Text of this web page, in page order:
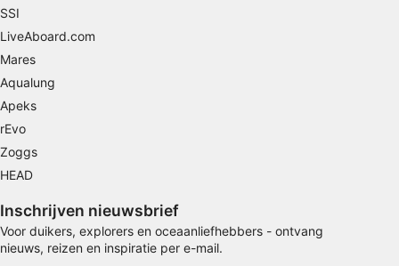
SSI
LiveAboard.com
Mares
Aqualung
Apeks
rEvo
Zoggs
HEAD
Inschrijven nieuwsbrief
Voor duikers, explorers en oceaanliefhebbers - ontvang
nieuws, reizen en inspiratie per e-mail.
Speciale functies van IAB:
Precieze geolocatiegegevens gebruiken
Apparaten identificeren op basis van actief
opgevraagde informatie
Noodzakelijk
Prestatie
Functioneel
Advertenties